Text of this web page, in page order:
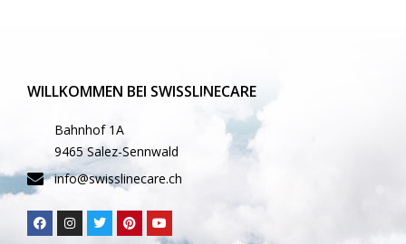
WILLKOMMEN BEI SWISSLINECARE
Bahnhof 1A
9465 Salez-Sennwald
info@swisslinecare.ch
❅